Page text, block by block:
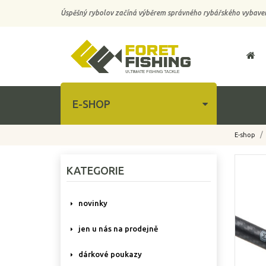
Úspěšný rybolov začíná výběrem správného rybářského
E-SHOP
E-shop
KATEGORIE
novinky
jen u nás na prodejně
dárkové poukazy